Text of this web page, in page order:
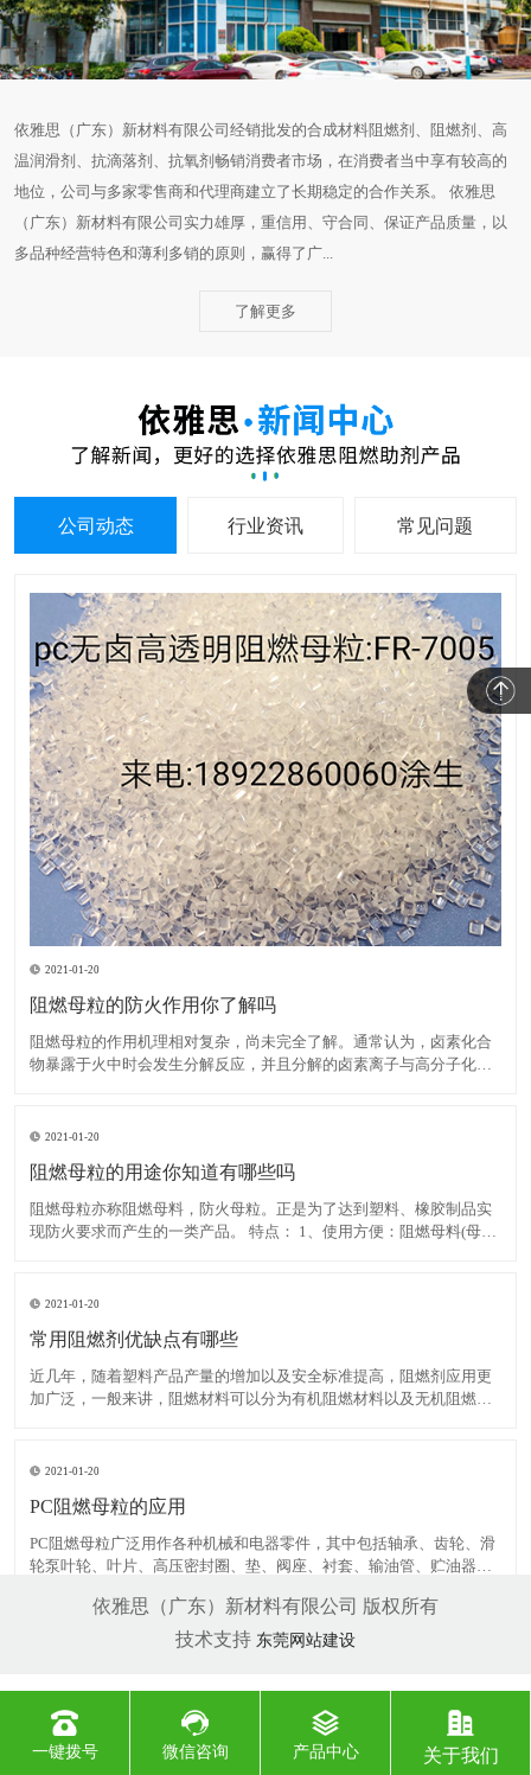
依雅思（广东）新材料有限公司经销批发的合成材料阻燃剂、阻燃剂、高
温润滑剂、抗滴落剂、抗氧剂畅销消费者市场，在消费者当中享有较高的
地位，公司与多家零售商和代理商建立了长期稳定的合作关系。 依雅思
（广东）新材料有限公司实力雄厚，重信用、守合同、保证产品质量，以
多品种经营特色和薄利多销的原则，赢得了广...
了解更多
公司动态 行业资讯 常见问题
2021-01-20
阻燃母粒的防火作用你了解吗
阻燃母粒的作用机理相对复杂，尚未完全了解。通常认为，卤素化合
物暴露于火中时会发生分解反应，并且分解的卤素离子与高分子化合
了燃烧速度，直到火焰熄灭为止。在卤素中，溴比氯具有更高的阻
2021-01-20
阻燃母粒的用途你知道有哪些吗
阻燃母粒亦称阻燃母料，防火母粒。正是为了达到塑料、橡胶制品实
现防火要求而产生的一类产品。 特点： 1、使用方便：阻燃母料(母粒)
浪费。 2、与树脂相容性好：一般情况下阻燃母料(母
2021-01-20
常用阻燃剂优缺点有哪些
近几年，随着塑料产品产量的增加以及安全标准提高，阻燃剂应用更
加广泛，一般来讲，阻燃材料可以分为有机阻燃材料以及无机阻燃材
毒、无腐蚀性以及价格便宜。美国、日本等国家的无机阻燃材料消
2021-01-20
PC阻燃母粒的应用
PC阻燃母粒广泛用作各种机械和电器零件，其中包括轴承、齿轮、滑
轮泵叶轮、叶片、高压密封圈、垫、阀座、衬套、输油管、贮油器、
包装用带、食品用薄膜(熟食用的高温薄膜和清凉饮料用的低温薄膜)的
产量也相当大。 几种常见的PA阻燃剂：卤/锑或其它阻
依雅思（广东）新材料有限公司 版权所有
技术支持 东莞网站建设
一键拨号 微信咨询 产品中心 关于我们